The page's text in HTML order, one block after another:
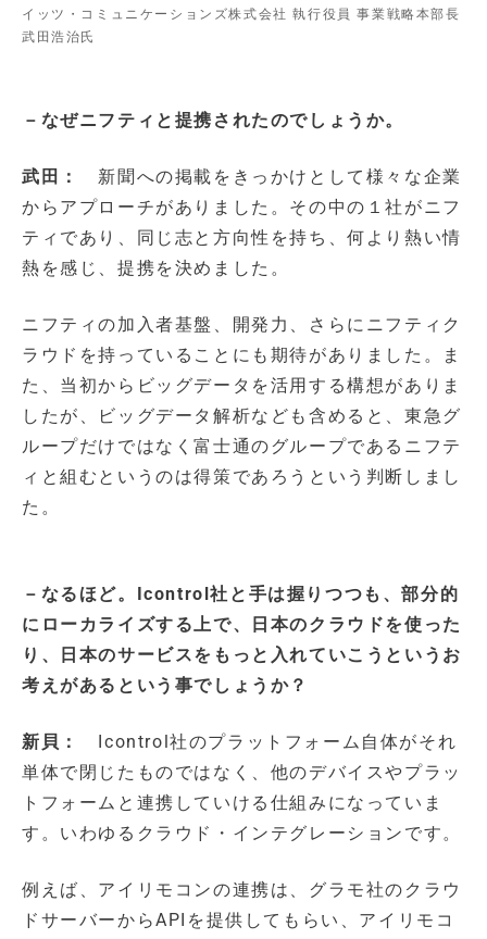
イッツ・コミュニケーションズ株式会社 執行役員 事業戦略本部長
武田浩治氏
－なぜニフティと提携されたのでしょうか。
武田： 新聞への掲載をきっかけとして様々な企業
からアプローチがありました。その中の１社がニフ
ティであり、同じ志と方向性を持ち、何より熱い情
熱を感じ、提携を決めました。
ニフティの加入者基盤、開発力、さらにニフティク
ラウドを持っていることにも期待がありました。ま
た、当初からビッグデータを活用する構想がありま
したが、ビッグデータ解析なども含めると、東急グ
ループだけではなく富士通のグループであるニフテ
ィと組むというのは得策であろうという判断しまし
た。
－なるほど。Icontrol社と手は握りつつも、部分的
にローカライズする上で、日本のクラウドを使った
り、日本のサービスをもっと入れていこうというお
考えがあるという事でしょうか？
新貝：
Icontrol社のプラットフォーム自体がそれ
単体で閉じたものではなく、他のデバイスやプラッ
トフォームと連携していける仕組みになっていま
す。いわゆるクラウド・インテグレーションです。
例えば、アイリモコンの連携は、グラモ社のクラウ
ドサーバーからAPIを提供してもらい、アイリモコ